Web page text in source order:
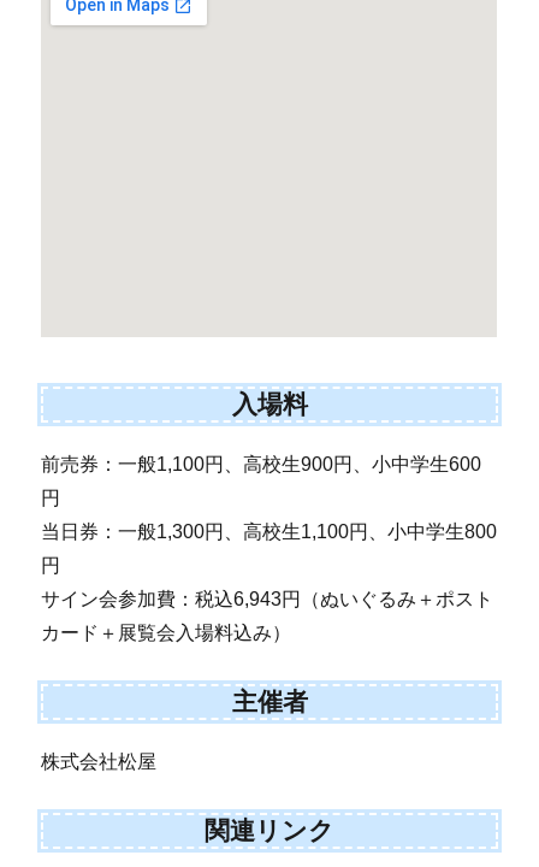
入場料
前売券：一般1,100円、高校生900円、小中学生600
円
当日券：一般1,300円、高校生1,100円、小中学生800
円
サイン会参加費：税込6,943円（ぬいぐるみ＋ポスト
カード＋展覧会入場料込み）
主催者
株式会社松屋
関連リンク